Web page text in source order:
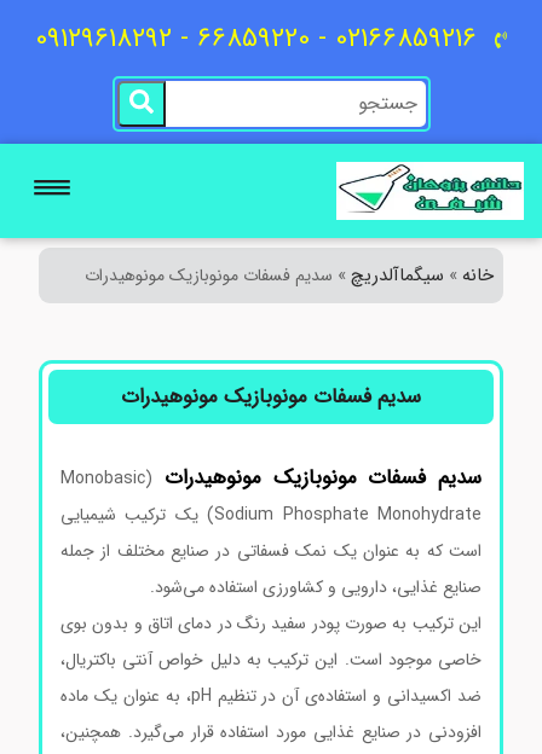
02166859216 - 66859220 - 09129618292
خانه»سیگماآلدریچ»سدیم فسفات مونوبازیک مونوهیدرات
سدیم فسفات مونوبازیک مونوهیدرات
سدیم فسفات مونوبازیک مونوهیدرات
(Monobasic
Sodium Phosphate Monohydrate) یک ترکیب شیمیایی
است که به عنوان یک نمک فسفاتی در صنایع مختلف از جمله
صنایع غذایی، دارویی و کشاورزی استفاده می‌شود.
این ترکیب به صورت پودر سفید رنگ در دمای اتاق و بدون بوی
خاصی موجود است. این ترکیب به دلیل خواص آنتی باکتریال،
ضد اکسیدانی و استفاده‌ی آن در تنظیم pH، به عنوان یک ماده
افزودنی در صنایع غذایی مورد استفاده قرار می‌گیرد. همچنین،